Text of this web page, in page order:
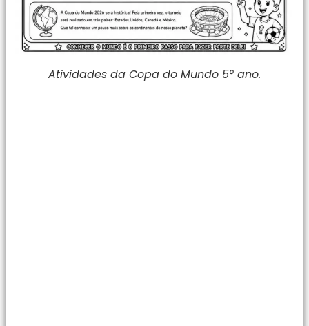
Atividades da Copa do Mundo 5° ano.